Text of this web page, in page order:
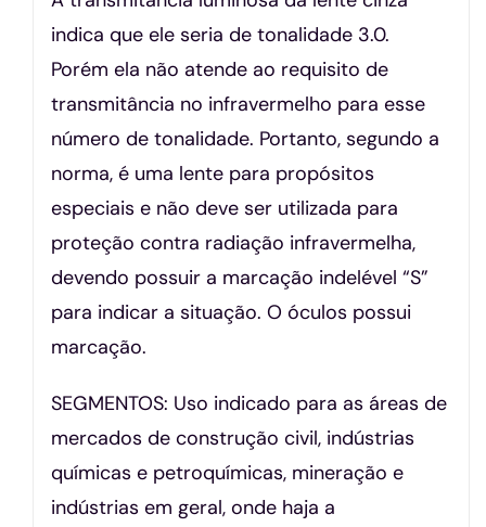
indica que ele seria de tonalidade 3.0.
Porém ela não atende ao requisito de
transmitância no infravermelho para esse
número de tonalidade. Portanto, segundo a
norma, é uma lente para propósitos
especiais e não deve ser utilizada para
proteção contra radiação infravermelha,
devendo possuir a marcação indelével “S”
para indicar a situação. O óculos possui
marcação.
SEGMENTOS: Uso indicado para as áreas de
mercados de construção civil, indústrias
químicas e petroquímicas, mineração e
indústrias em geral, onde haja a